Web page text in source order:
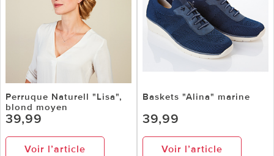
Perruque Naturell "Lisa",
blond moyen
39,99
Voir l’article
Baskets "Alina" marine
39,99
Voir l’article